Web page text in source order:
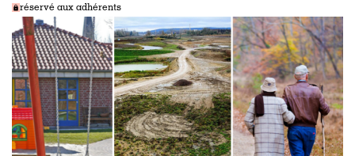
réservé aux adhérents